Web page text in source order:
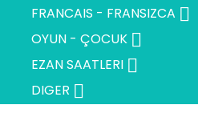
FRANCAIS - FRANSIZCA 
OYUN - ÇOCUK 
EZAN SAATLERI 
DIGER 